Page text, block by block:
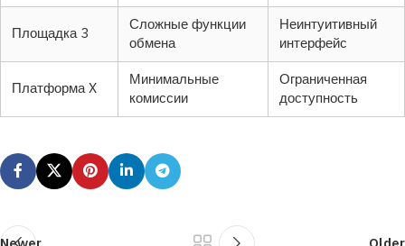
Площадка 3
Сложные функции
обмена
Неинтуитивный
интерфейс
Платформа X
Минимальные
комиссии
Ограниченная
доступность